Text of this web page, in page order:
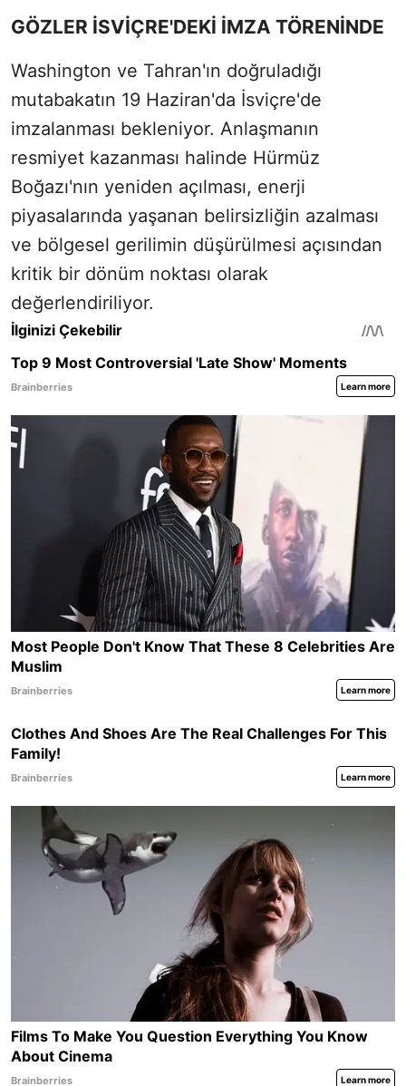
GÖZLER İSVİÇRE'DEKİ İMZA TÖRENİNDE
Washington ve Tahran'ın doğruladığı
mutabakatın 19 Haziran'da İsviçre'de
imzalanması bekleniyor. Anlaşmanın
resmiyet kazanması halinde Hürmüz
Boğazı'nın yeniden açılması, enerji
piyasalarında yaşanan belirsizliğin azalması
ve bölgesel gerilimin düşürülmesi açısından
kritik bir dönüm noktası olarak
değerlendiriliyor.